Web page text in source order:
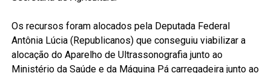
Os recursos foram alocados pela Deputada Federal
Antônia Lúcia (Republicanos) que conseguiu viabilizar a
alocação do Aparelho de Ultrassonografia junto ao
Ministério da Saúde e da Máquina Pá carregadeira junto ao